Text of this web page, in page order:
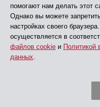
помогают нам делать этот
Однако вы можете
настройках своего
осуществляется в
файлов cookie и Политикой
данных.